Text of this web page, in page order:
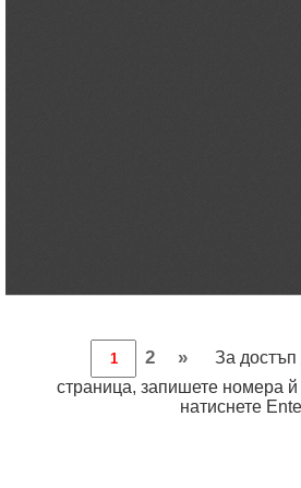
2 »
За достъп
страница, запишете номера
натиснете